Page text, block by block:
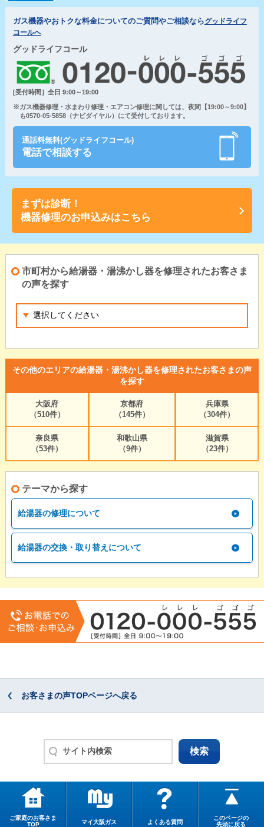
ガス機器やおトクな料金についてのご質問やご相談ならグッドライフ
コールへ
グッドライフコール
[受付時間］全日 9:00～19:00
※ガス機器修理・水まわり修理・エアコン修理に関しては、夜間【19:00～9:00】
も0570-05-5858（ナビダイヤル）にて受付しております。
通話料無料(グッドライフコール)
電話で相談する
まずは診断！
機器修理のお申込みはこちら
市町村から給湯器・湯沸かし器を修理されたお客さま
の声を探す
その他のエリアの給湯器・湯沸かし器を修理されたお客さまの声
を探す
大阪府
（510件）
京都府
（145件）
兵庫県
（304件）
奈良県
（53件）
和歌山県
（9件）
滋賀県
（23件）
テーマから探す
給湯器の修理について
給湯器の交換・取り替えについて
お客さまの声TOPページへ戻る
ご家庭のお客さま
TOP
マイ大阪ガス よくある質問
このページの
先頭に戻る